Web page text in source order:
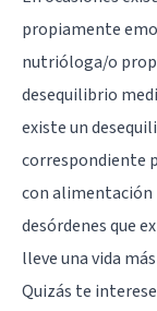
propiamente
nutrióloga/o
desequilibrio
existe un
correspondiente
con
desórdenes que
lleve una vida
Quizás te